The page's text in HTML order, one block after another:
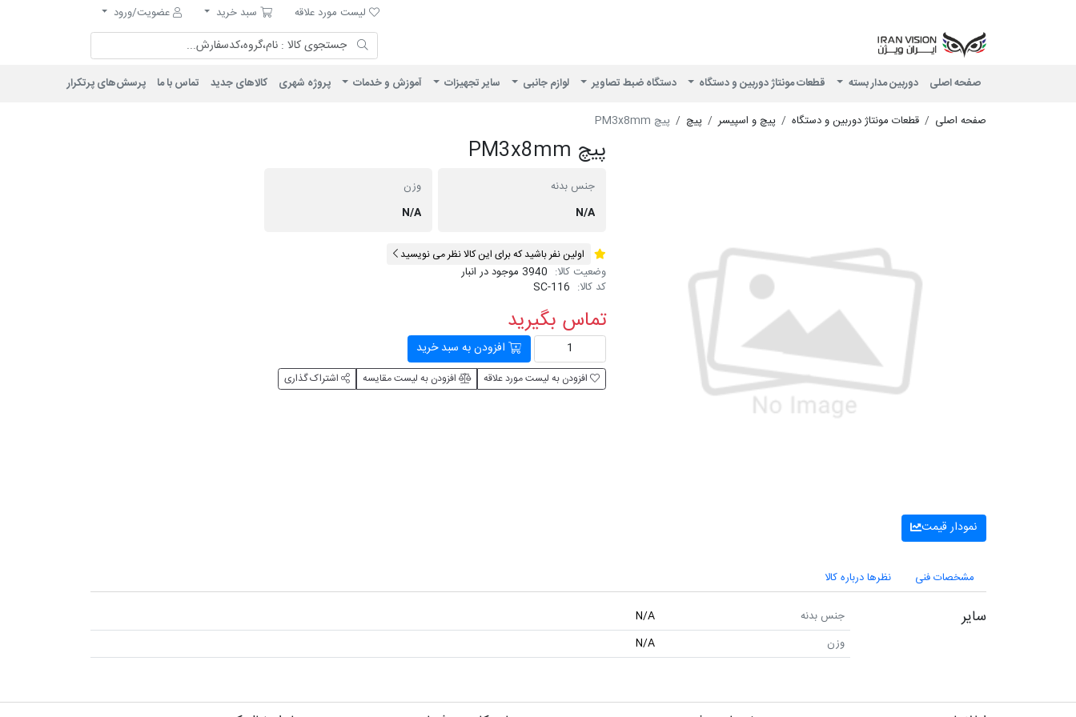
لیست مورد علاقه
لیست مورد علاقه سبد خرید
سبد خرید
عضویت/ورود
صفحه اصلی دوربین مدار بسته قطعات مونتاژ دوربین و دستگاه دستگاه ضبط تصاویر لوازم جانبی سایر تجهیزات آموزش و خدمات پروژه شهری کالاهای جدید تماس با ما پرسش‌های پرتکرار
صفحه اصلی قطعات مونتاژ دوربین و دستگاه پیچ و اسپیسر پیچ پیچ PM3x8mm
نمودار قیمت
پیچ PM3x8mm
جنس بدنه
N/A
وزن
N/A
اولین نفر باشید که برای این کالا نظر می نویسید
وضعیت کالا: 3940 موجود در انبار
کد کالا: SC-116
تماس بگیرید
افزودن به سبد خرید
افزودن به لیست مورد علاقه افزودن به لیست مقایسه اشتراک گذاری
مشخصات فنی نظرها درباره کالا
سایر جنس بدنه
N/A
وزن
N/A